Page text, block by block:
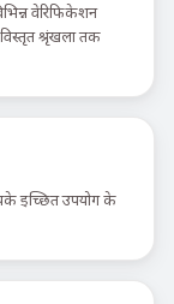
वेरिफिकेशन
श्रृंखला तक
इच्छित उपयोग के